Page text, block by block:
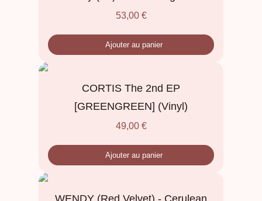
53,00 €
Ajouter au panier
CORTIS The 2nd EP
[GREENGREEN] (Vinyl)
49,00 €
Ajouter au panier
WENDY (Red Velvet) - Cerulean